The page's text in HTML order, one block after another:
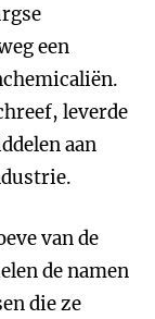
een
leverde
aan
van de
de namen
die ze